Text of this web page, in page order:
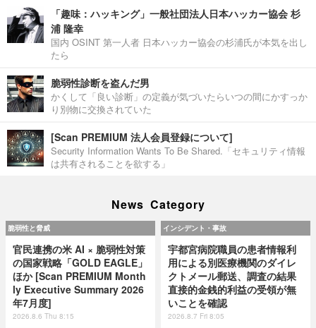
「趣味：ハッキング」一般社団法人日本ハッカー協会 杉
浦 隆幸
国内 OSINT 第一人者 日本ハッカー協会の杉浦氏が本気を出し
たら
脆弱性診断を盗んだ男
かくして「良い診断」の定義が気づいたらいつの間にかすっか
り別物に交換されていた
[Scan PREMIUM 法人会員登録について]
Security Information Wants To Be Shared.「セキュリティ情報
は共有されることを欲する」
News Category
脆弱性と脅威
官民連携の米 AI × 脆弱性対策
の国家戦略「GOLD EAGLE」
ほか [Scan PREMIUM Month
ly Executive Summary 2026
年7月度]
2026.8.6 Thu 8:15
インシデント・事故
宇都宮病院職員の患者情報利
用による別医療機関のダイレ
クトメール郵送、調査の結果
直接的金銭的利益の受領が無
いことを確認
2026.8.7 Fri 8:05